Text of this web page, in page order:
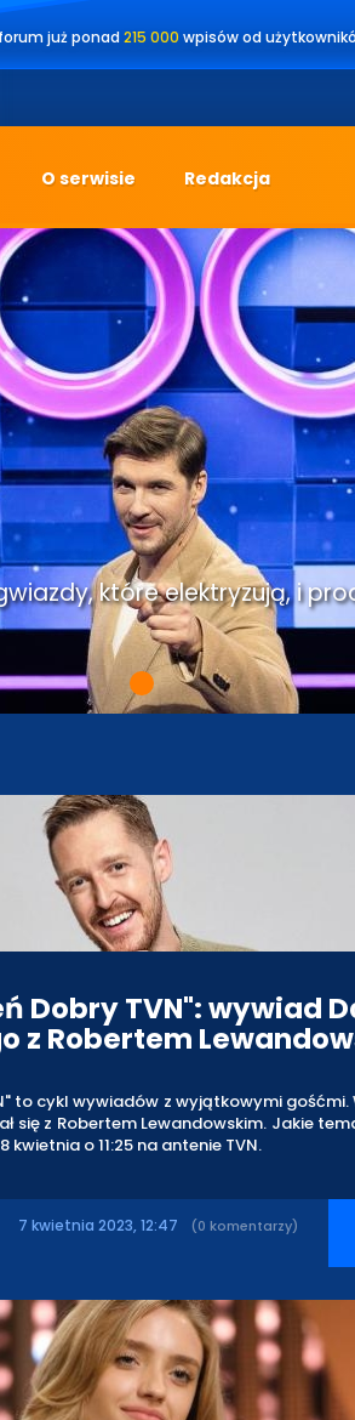
już ponad 215 000 wpisów od
O serwisie Redakcja
które elektryzują, i
Dobry TVN": wywiad
z Robertem
to cykl wywiadów z wyjątkowymi
się z Robertem Lewandowskim. Jakie
kwietnia o 11:25 na antenie TVN.
7 kwietnia 2023, 12:47 (0 komentarzy)